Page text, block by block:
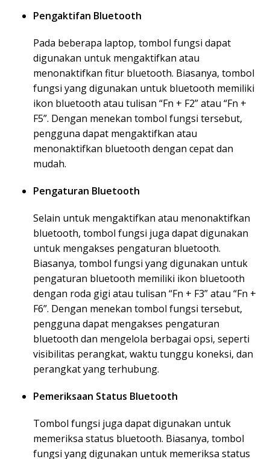
Pengaktifan Bluetooth
Pada beberapa laptop, tombol fungsi dapat
digunakan untuk mengaktifkan atau
menonaktifkan fitur bluetooth. Biasanya, tombol
fungsi yang digunakan untuk bluetooth memiliki
ikon bluetooth atau tulisan “Fn + F2” atau “Fn +
F5”. Dengan menekan tombol fungsi tersebut,
pengguna dapat mengaktifkan atau
menonaktifkan bluetooth dengan cepat dan
mudah.
Pengaturan Bluetooth
Selain untuk mengaktifkan atau menonaktifkan
bluetooth, tombol fungsi juga dapat digunakan
untuk mengakses pengaturan bluetooth.
Biasanya, tombol fungsi yang digunakan untuk
pengaturan bluetooth memiliki ikon bluetooth
dengan roda gigi atau tulisan “Fn + F3” atau “Fn +
F6”. Dengan menekan tombol fungsi tersebut,
pengguna dapat mengakses pengaturan
bluetooth dan mengelola berbagai opsi, seperti
visibilitas perangkat, waktu tunggu koneksi, dan
perangkat yang terhubung.
Pemeriksaan Status Bluetooth
Tombol fungsi juga dapat digunakan untuk
memeriksa status bluetooth. Biasanya, tombol
fungsi yang digunakan untuk memeriksa status